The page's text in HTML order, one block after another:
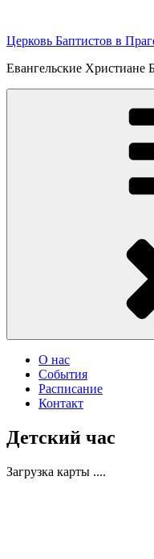
содержимому
Церковь Баптистов в
Евангельские Христиане
О нас
События
Расписание
Контакт
Детский час
Загрузка карты ....